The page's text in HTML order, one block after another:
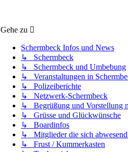
Gehe zu
Schermbeck Infos und News
↳ Schermbeck
↳ Schermbeck und Umbebung
↳ Veranstaltungen in
↳ Polizeiberichte
↳ Netzwerk-Schermbeck
↳ Begrüßung und Vorstellung
↳ Grüsse und Glückwünsche
↳ Boardinfos
↳ Mitglieder die sich
↳ Frust / Kummerkasten